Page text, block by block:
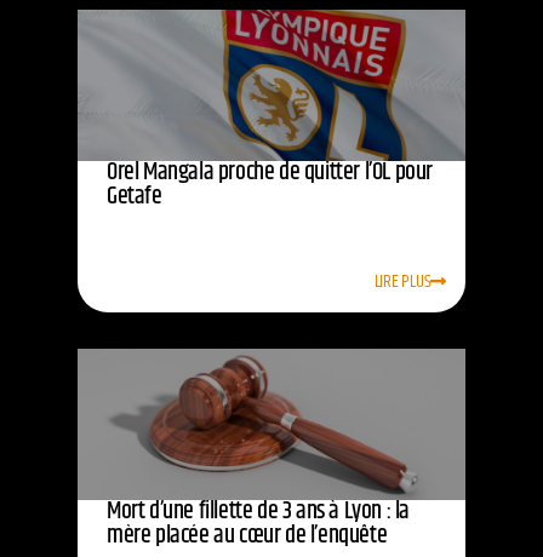
Orel Mangala proche de quitter l’OL pour
Getafe
LIRE PLUS
Mort d’une fillette de 3 ans à Lyon : la
mère placée au cœur de l’enquête